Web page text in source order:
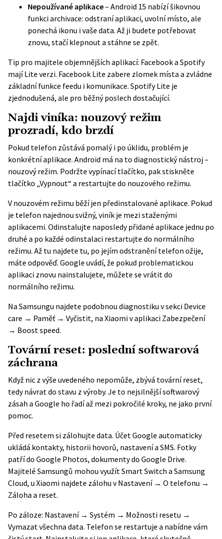
Nepoužívané aplikace– Android 15 nabízí šikovnou
funkciarchivace: odstraní aplikaci, uvolní místo, ale
ponechá ikonu i vaše data. Až ji budete potřebovat
znovu, stačí klepnout a stáhne se zpět.
Tip pro majitele objemnějších aplikací: Facebook a Spotify
mají Lite verzi. Facebook Lite zabere zlomek místa a zvládne
základní funkce feedu i komunikace. Spotify Lite je
zjednodušená, ale pro běžný poslech dostačující.
Najdi viníka: nouzový režim
prozradí, kdo brzdí
Pokud telefon zůstává pomalý i po úklidu, problém je
konkrétní aplikace. Android má na to diagnostický nástroj –
nouzový režim. Podržte vypínací tlačítko, pak stiskněte
tlačítko „Vypnout“ a restartujte do nouzového režimu.
V nouzovém režimu běží jen předinstalované aplikace. Pokud
je telefon najednou svižný, viník je mezi staženými
aplikacemi. Odinstalujte naposledy přidané aplikace jednu po
druhé a po každé odinstalaci restartujte do normálního
režimu. Až tu najdete tu, po jejím odstranění telefon ožije,
máte odpověď. Google uvádí, že pokud problematickou
aplikaci znovu nainstalujete, můžete se vrátit do
normálního režimu.
Na Samsungu najdete podobnou diagnostiku v sekci Device
care → Paměť → Vyčistit, na Xiaomi v aplikaci Zabezpečení
→ Boost speed.
Tovární reset: poslední softwarová
záchrana
Když nic z výše uvedeného nepomůže, zbývá tovární reset,
tedy návrat do stavu z výroby. Je to nejsilnější softwarový
zásah a Google ho řadí až mezi pokročilé kroky, ne jako první
pomoc.
Před resetem si zálohujte data. Účet Google automaticky
ukládá kontakty, historii hovorů, nastavení a SMS. Fotky
patří do Google Photos, dokumenty do Google Drive.
Majitelé Samsungů mohou využít Smart Switch a Samsung
Cloud, u Xiaomi najdete zálohu v Nastavení → O telefonu →
Záloha a reset.
Po záloze: Nastavení → Systém → Možnosti resetu →
Vymazat všechna data. Telefon se restartuje a nabídne vám